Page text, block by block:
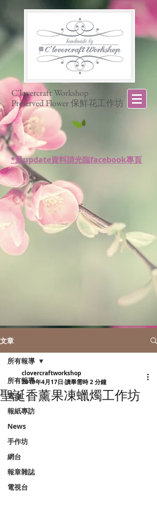
C'lovercraft Workshop
Preserved Flower 保鮮花工作坊
*最update資料請光臨facebook專頁
文章
所有報導
電台
報紙專訪
News
手作坊
網台
報章雜誌
電視台
所有報導
聖誕香薰果凍蠟燭工作坊
clovercraftworkshop
2019年4月17日 讀畢需時 2 分鐘